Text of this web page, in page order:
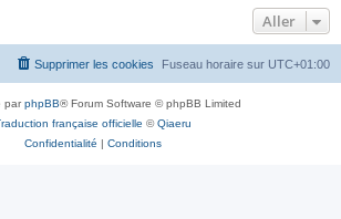
c
e
Aller
Fuseau horaire sur UTC+01:00
Supprimer les cookies
parphpBB® Forum Software © phpBB Limited
française officielle ©Qiaeru
Confidentialité | Conditions